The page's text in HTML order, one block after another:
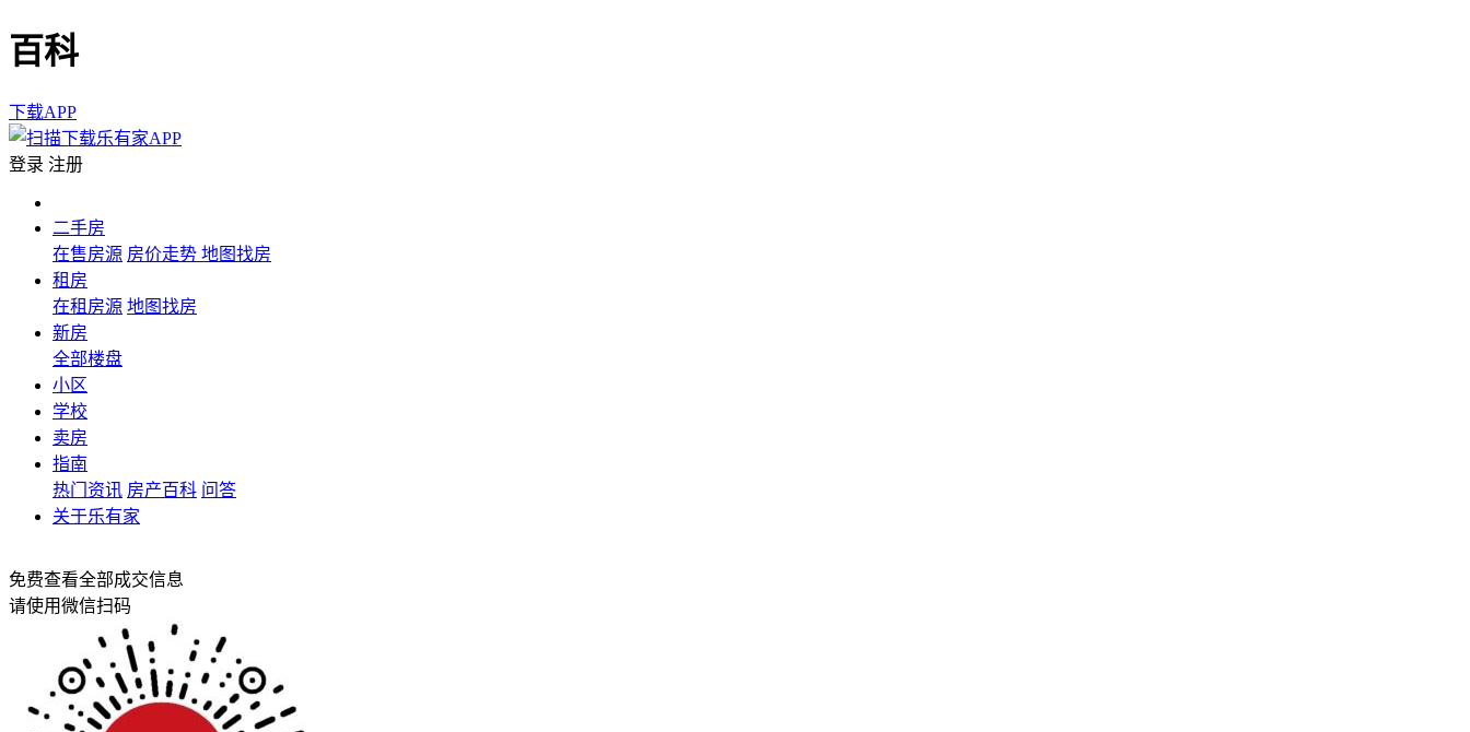
百科
下载APP
登录 注册
二手房
在售房源 房价走势 地图找房
租房
在租房源 地图找房
新房
全部楼盘
小区
学校
卖房
指南
热门资讯 房产百科 问答
关于乐有家
免费查看全部成交信息
请使用微信扫码